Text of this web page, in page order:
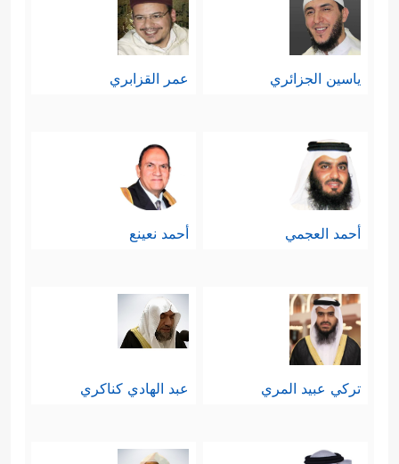
ونهايتها الحتميَّة التي ينبغي على كلِّ
مُكلَّفٍ أن يجتازها ليصِلَ إلى برِّ الأمان،
وَمَاۤ أَدۡرَىٰكَ مَا ٱلۡعَقَبَةُ
فَكُّ رَقَبَةٍ
إِطۡعَـٰمࣱ فِی یَوۡمࣲ ذِی مَسۡغَبَةࣲ
یَتِیمࣰا ذَا مَقۡرَبَةٍ
﴿١٥﴾
أَوۡ مِسۡكِینࣰا ذَا مَتۡرَبَةࣲ﴿١٦﴾
﴿١٧﴾
أُوْلَــٰۤىِٕكَ أَصۡحَـٰبُ ٱلۡمَیۡمَنَةِ﴾.
والملاحظ هنا أنَّ شروط الاجتياز قد
جَمَعَت بين الإحسان إلى الخلق بعِتق
ياسين الجزائري عمر القزابري
أحمد العجمي أحمد نعينع
تركي عبيد المري عبد الهادي كناكري